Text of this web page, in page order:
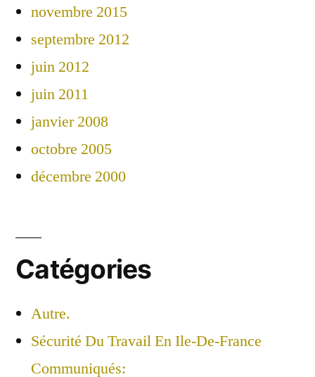
novembre 2015
septembre 2012
juin 2012
juin 2011
janvier 2008
octobre 2005
décembre 2000
Catégories
Autre.
Sécurité Du Travail En Ile-De-France
Communiqués: